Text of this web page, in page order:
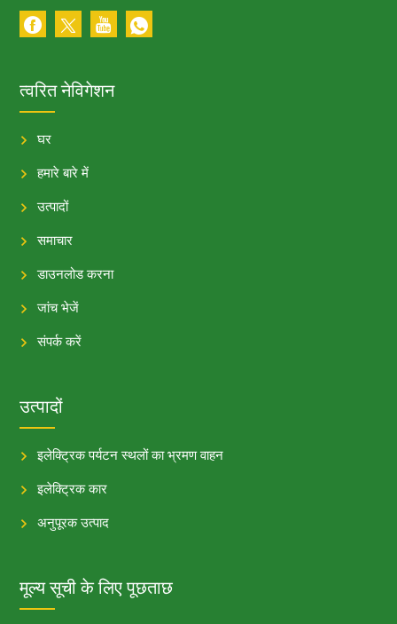
त्वरित नेविगेशन
घर
हमारे बारे में
उत्पादों
समाचार
डाउनलोड करना
जांच भेजें
संपर्क करें
उत्पादों
इलेक्ट्रिक पर्यटन स्थलों का भ्रमण वाहन
इलेक्ट्रिक कार
अनुपूरक उत्पाद
मूल्य सूची के लिए पूछताछ